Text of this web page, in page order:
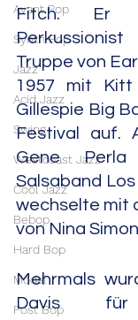
Avant Pop
Synth Pop
Jazz
Acid Jazz
Swing
Westcoast Jazz
Cool Jazz
Bebop
Hard Bop
Modal
Post Bop
Fitch. Er
Truppe von
1957 mit
Gillespie Big
Festival auf.
Gene
Salsaband
wechselte mit
von Nina
Mehrmals
Davis für